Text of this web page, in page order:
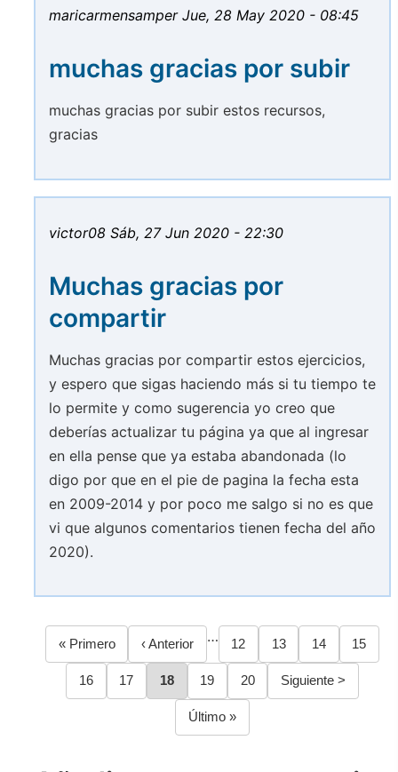
maricarmensamper Jue, 28 May 2020 - 08:45
muchas gracias por subir
muchas gracias por subir estos recursos,
gracias
victor08 Sáb, 27 Jun 2020 - 22:30
Muchas gracias por
compartir
Muchas gracias por compartir estos ejercicios,
y espero que sigas haciendo más si tu tiempo te
lo permite y como sugerencia yo creo que
deberías actualizar tu página ya que al ingresar
en ella pense que ya estaba abandonada (lo
digo por que en el pie de pagina la fecha esta
en 2009-2014 y por poco me salgo si no es que
vi que algunos comentarios tienen fecha del año
2020).
Paginación
Primera
página
« Primero
Página
anterior
‹ Anterior … Página
12 Página
13 Página
14 Página
15
Página
16 Página
17 Página
18 Página
19 Página
20
Siguiente
página
Siguiente >
Última
página
Último »